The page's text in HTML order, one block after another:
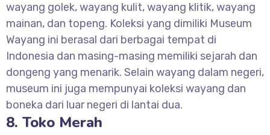
wayang golek, wayang kulit, wayang klitik, wayang
mainan, dan topeng. Koleksi yang dimiliki Museum
Wayang ini berasal dari berbagai tempat di
Indonesia dan masing-masing memiliki sejarah dan
dongeng yang menarik. Selain wayang dalam negeri,
museum ini juga mempunyai koleksi wayang dan
boneka dari luar negeri di lantai dua.
8. Toko Merah